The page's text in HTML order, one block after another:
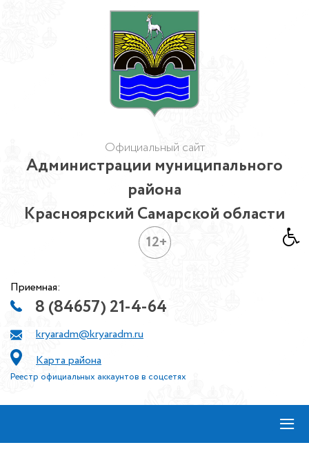
Официальный сайт
Администрации муниципального
района
Красноярский Самарской области
12+
Приемная:
8 (84657) 21-4-64
kryaradm@kryaradm.ru
Карта района
Реестр официальных аккаунтов в соцсетях
≡